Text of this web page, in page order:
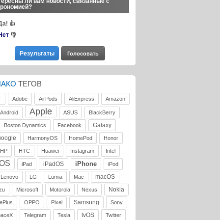
👍
👎
ТЕГОВ
Adobe AirPods AliExpress Amazon
Android Apple ASUS BlackBerry
Boston Dynamics Facebook
Galaxy
HarmonyOS HomePod Honor
HP HTC Huawei Instagram Intel
iPad iPadOS iPhone iPod
Lenovo LG Lumia Mac macOS
Microsoft Motorola Nexus Nokia
OPPO Pixel Samsung Sony
Telegram Tesla tvOS Twitter